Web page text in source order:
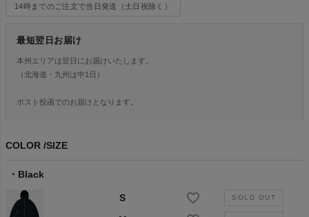
14時までのご注文で当日発送（土日祝除く）
最短翌日お届け
本州エリアは翌日にお届けいたします。
（北海道・九州は中1日）
ポスト投函でのお届けとなります。
COLOR SIZE
Black
S